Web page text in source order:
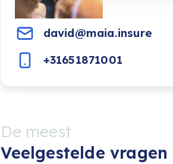
david@maia.insure
+31651871001
De meest
Veelgestelde vragen